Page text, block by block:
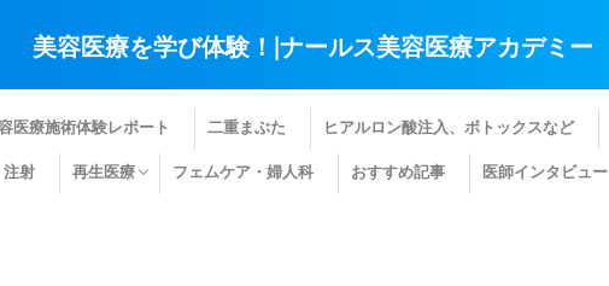
美容医療を学び体験！|ナールス美容医療アカデミー
医療施術体験レポート 二重まぶた ヒアルロン酸注入、ボトックスなど
注射 再生医療 フェムケア・婦人科 おすすめ記事 医師インタビュー